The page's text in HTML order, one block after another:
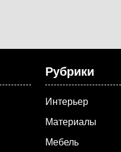
Рубрики
Интерьер
Материалы
Мебель